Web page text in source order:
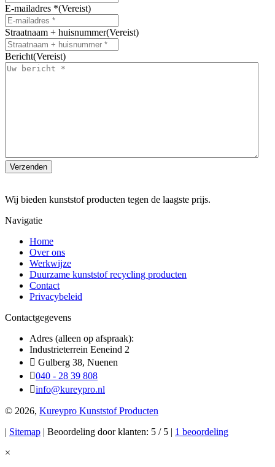
E-mailadres *(Vereist)
Straatnaam + huisnummer(Vereist)
Bericht(Vereist)
Wij bieden kunststof producten tegen de laagste prijs.
Navigatie
Home
Over ons
Werkwijze
Duurzame kunststof recycling producten
Contact
Privacybeleid
Contactgegevens
Adres (alleen op afspraak):
Industrieterrein Eeneind 2
Gulberg 38, Nuenen
040 - 28 39 808
info@kureypro.nl
© 2026, Kureypro Kunststof Producten
| Sitemap | Beoordeling door klanten: 5 / 5 | 1 beoordeling
×